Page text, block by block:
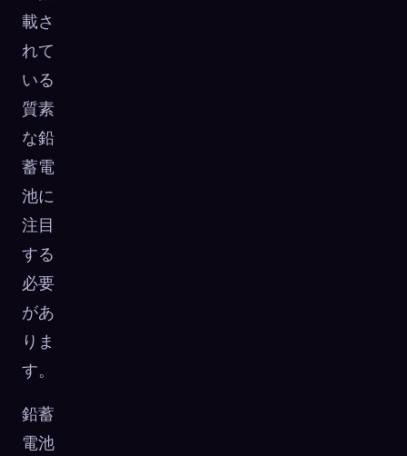
載さ
れて
いる
質素
な鉛
蓄電
池に
注目
する
必要
があ
りま
す。
鉛蓄
電池